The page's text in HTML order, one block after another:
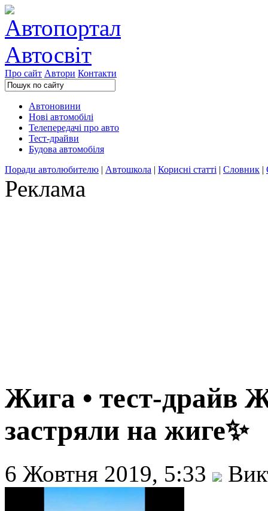
Про сайт Автори Контакти
Автоновини
Нові автомобілі
Телепередачі про авто
Тест-драйви
Будова автомобіля
Поради автолюбителю | Автошкола | Корисні статті | Словник |
Реклама
Жига • тест-драйв
застряли на жиге✨
6 Жовтня 2019, 5:33